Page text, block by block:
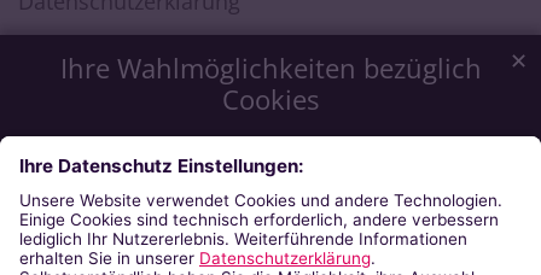
Ihre Wahlmöglichkeiten bezüglich
Cookies
Wir möchten Ihnen ein optimales Webseiten-Erlebnis zu
bieten. Dazu verwenden wir Cookies, die für das
Funktionieren unserer Website notwendig sind. Mit Ihrer
Zustimmung verwenden wir auch Cookies, die zur Anzeige
externer Inhalte oder zu anonymen Statistikzwecken genutzt
werden. Sie können selbst entscheiden, welche Kategorien
✕